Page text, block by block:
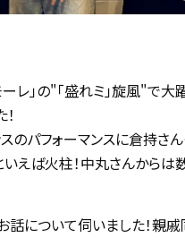
レ」の"「盛れミ」旋風"で
パフォーマンスに倉持さ
いえば火柱！中丸さんから
について伺いました！親